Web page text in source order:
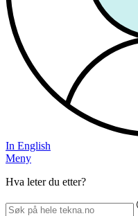
In English
Meny
Hva leter du etter?